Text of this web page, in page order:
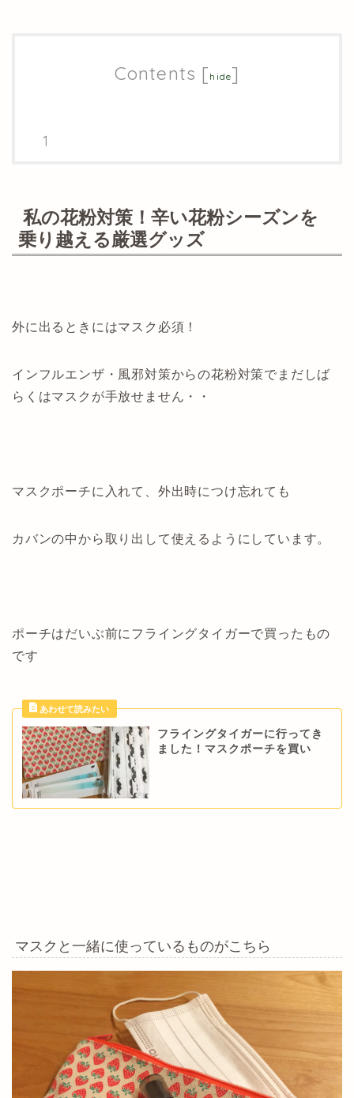
Contents [ hide]
私の花粉対策！辛い花粉シーズンを
乗り越える厳選グッズ
外に出るときにはマスク必須！
インフルエンザ・風邪対策からの花粉対策でまだしば
らくはマスクが手放せません・・
マスクポーチに入れて、外出時につけ忘れても
カバンの中から取り出して使えるようにしています。
ポーチはだいぶ前にフライングタイガーで買ったもの
です
フライングタイガーに行ってき
ました！マスクポーチを買い
マスクと一緒に使っているものがこちら